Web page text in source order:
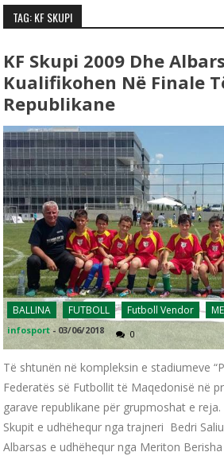
TAG: KF SKUPI
KF Skupi 2009 Dhe
Kualifikohen Në Finale
Republikane
BALLINA FUTBOLL Futboll Vendor
infosport - 03/06/2018 0
Të shtunën në kompleksin e stadiumeve
Federatës së Futbollit të Maqedonisë në
garave republikane për grupmoshat e
Skupit e udhëhequr nga trajneri Bedri
Albarsas e udhëhequr nga Meriton